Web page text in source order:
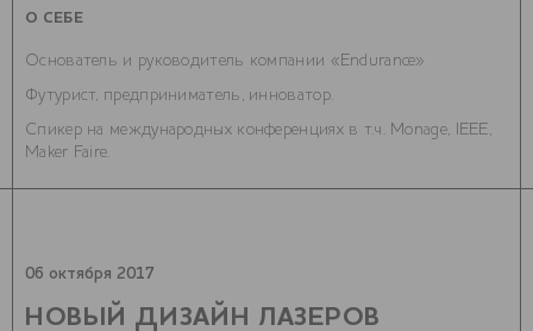
О СЕБЕ
Основатель и руководитель компании «Endurance»
Футурист, предприниматель, инноватор.
Спикер на международных конференциях в т.ч. Monage, IEEE,
Maker Faire.
06 октября 2017
НОВЫЙ ДИЗАЙН ЛАЗЕРОВ